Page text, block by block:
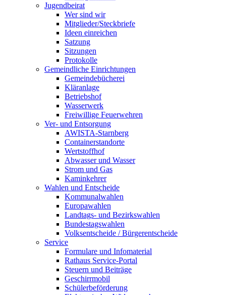
Jugendbeirat
Wer sind wir
Mitglieder/Steckbriefe
Ideen einreichen
Satzung
Sitzungen
Protokolle
Gemeindliche Einrichtungen
Gemeindebücherei
Kläranlage
Betriebshof
Wasserwerk
Freiwillige Feuerwehren
Ver- und Entsorgung
AWISTA-Starnberg
Containerstandorte
Wertstoffhof
Abwasser und Wasser
Strom und Gas
Kaminkehrer
Wahlen und Entscheide
Kommunalwahlen
Europawahlen
Landtags- und Bezirkswahlen
Bundestagswahlen
Volksentscheide / Bürgerentscheide
Service
Formulare und Infomaterial
Rathaus Service-Portal
Steuern und Beiträge
Geschirrmobil
Schülerbeförderung